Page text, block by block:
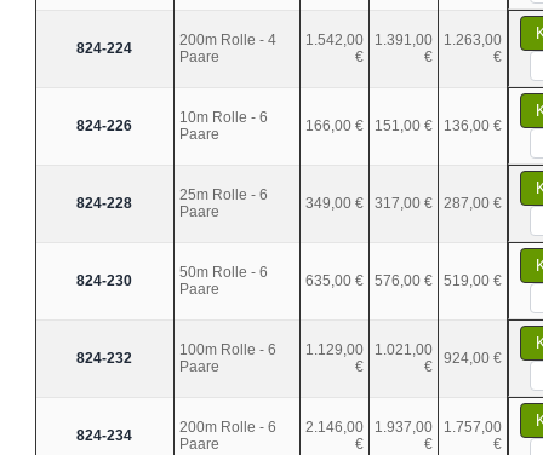
824-224
200m Rolle - 4
Paare
1.542,00
€
1.391,00
€
1.263,00
€
824-226
10m Rolle - 6
Paare
166,00 € 151,00 € 136,00 €
824-228
25m Rolle - 6
Paare
349,00 € 317,00 € 287,00 €
824-230
50m Rolle - 6
Paare
635,00 € 576,00 € 519,00 €
824-232
100m Rolle - 6
Paare
1.129,00
€
1.021,00
€
924,00 €
824-234
200m Rolle - 6
Paare
2.146,00
€
1.937,00
€
1.757,00
€